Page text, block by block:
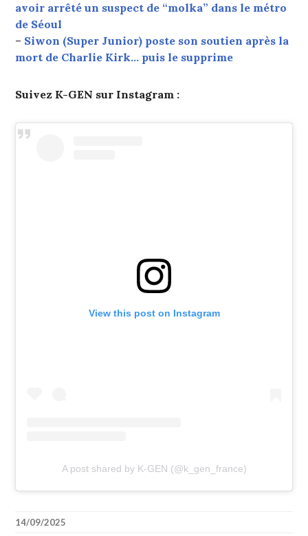
avoir arrêté un suspect de “molka” dans le métro
de Séoul
– Siwon (Super Junior) poste son soutien après la
mort de Charlie Kirk… puis le supprime
Suivez K-GEN sur Instagram :
View this post on Instagram
A post shared by K-GEN (@k_gen_france)
14/09/2025